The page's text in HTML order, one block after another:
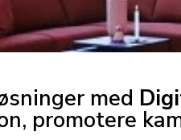
med
promotere